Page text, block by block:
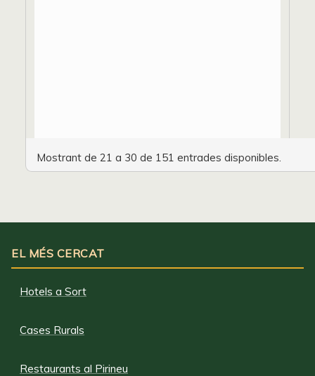
Mostrant de 21 a 30 de 151 entrades disponibles.
EL MÉS CERCAT
Hotels a Sort
Cases Rurals
Restaurants al Pirineu